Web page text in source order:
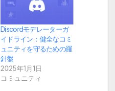
Discordモデレーターガ
イドライン：健全なコミ
ュニティを守るための羅
針盤
2025年1月1日
コミュニティ